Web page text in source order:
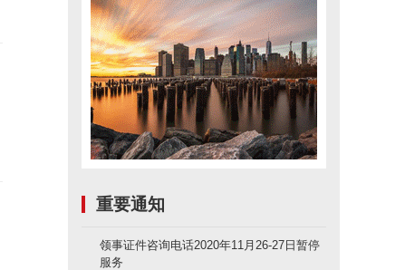
重要通知
领事证件咨询电话2020年11月26-27日暂停
服务